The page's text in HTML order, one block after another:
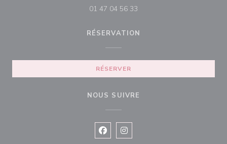
01 47 04 56 33
RÉSERVATION
RÉSERVER
NOUS SUIVRE
Facebook ((ouvre une nouvelle
Instagram ((ouvre une